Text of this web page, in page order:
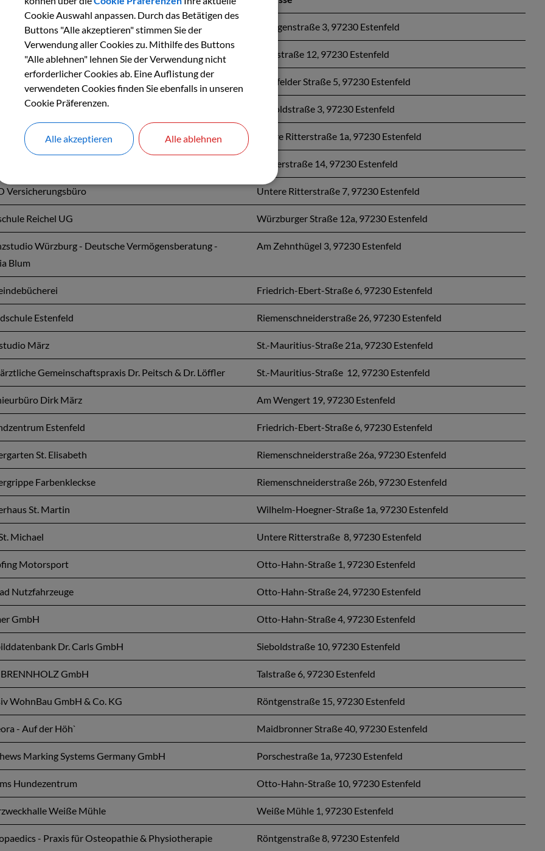
Konrad GmbH Röntgenstraße 3, 97230 Estenfeld
und Rosenschule K. H. Hornung Jahnstraße 12, 97230 Estenfeld
Tagespflege St. Gregor Lengfelder Straße 5, 97230 Estenfeld
/ eResearch Technology GmbH Sieboldstraße 3, 97230 Estenfeld
House Estenfeld Obere Ritterstraße 1a, 97230 Estenfeld
Markt Arnold Bäckerstraße 14, 97230 Estenfeld
Versicherungsbüro Untere Ritterstraße 7, 97230 Estenfeld
Reichel UG Würzburger Straße 12a, 97230 Estenfeld
Würzburg - Deutsche Vermögensberatung -
Blum
Am Zehnthügel 3, 97230 Estenfeld
Friedrich-Ebert-Straße 6, 97230 Estenfeld
Estenfeld Riemenschneiderstraße 26, 97230 Estenfeld
März St.-Mauritius-Straße 21a, 97230 Estenfeld
Gemeinschaftspraxis Dr. Peitsch & Dr. Löffler St.-Mauritius-Straße 12, 97230 Estenfeld
Dirk März Am Wengert 19, 97230 Estenfeld
Estenfeld Friedrich-Ebert-Straße 6, 97230 Estenfeld
St. Elisabeth Riemenschneiderstraße 26a, 97230 Estenfeld
Farbenkleckse Riemenschneiderstraße 26b, 97230 Estenfeld
St. Martin Wilhelm-Hoegner-Straße 1a, 97230 Estenfeld
Michael Untere Ritterstraße 8, 97230 Estenfeld
Motorsport Otto-Hahn-Straße 1, 97230 Estenfeld
Nutzfahrzeuge Otto-Hahn-Straße 24, 97230 Estenfeld
GmbH Otto-Hahn-Straße 4, 97230 Estenfeld
Dr. Carls GmbH Sieboldstraße 10, 97230 Estenfeld
GmbH Talstraße 6, 97230 Estenfeld
WohnBau GmbH & Co. KG Röntgenstraße 15, 97230 Estenfeld
- Auf der Höh` Maidbronner Straße 40, 97230 Estenfeld
Marking Systems Germany GmbH Porschestraße 1a, 97230 Estenfeld
Hundezentrum Otto-Hahn-Straße 10, 97230 Estenfeld
Weiße Mühle Weiße Mühle 1, 97230 Estenfeld
- Praxis für Osteopathie & Physiotherapie Röntgenstraße 8, 97230 Estenfeld
Cookie Auswahl anpassen. Durch das Betätigen des
Buttons "Alle akzeptieren" stimmen Sie der
Verwendung aller Cookies zu. Mithilfe des Buttons
"Alle ablehnen" lehnen Sie der Verwendung nicht
erforderlicher Cookies ab. Eine Auflistung der
verwendeten Cookies finden Sie ebenfalls in unseren
Cookie Präferenzen.
Alle akzeptieren Alle ablehnen